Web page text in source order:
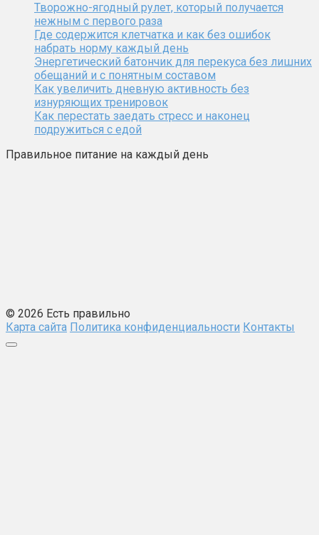
Творожно-ягодный рулет, который получается
нежным с первого раза
Где содержится клетчатка и как без ошибок
набрать норму каждый день
Энергетический батончик для перекуса без лишних
обещаний и с понятным составом
Как увеличить дневную активность без
изнуряющих тренировок
Как перестать заедать стресс и наконец
подружиться с едой
Правильное питание на каждый день
© 2026 Есть правильно
Карта сайта Политика конфиденциальности Контакты